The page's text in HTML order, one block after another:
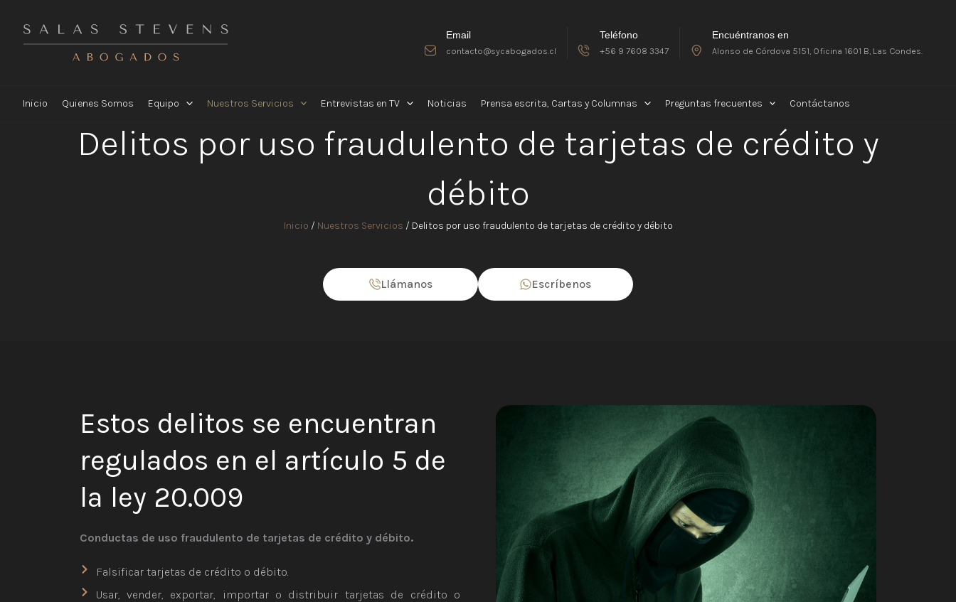
contenido
Email
contacto@sycabogados.cl
Teléfono
+56 9 7608 3347
Encuéntranos en
Alonso de Córdova 5151, Oficina 1601 B, Las Condes.
Inicio Quienes Somos Equipo Nuestros Servicios Entrevistas en TV Noticias Prensa escrita, Cartas y Columnas Preguntas frecuentes Contáctanos
Delitos por uso fraudulento de tarjetas de crédito y
débito
Inicio / Nuestros Servicios / Delitos por uso fraudulento de tarjetas de crédito y débito
Llámanos Escríbenos
Estos delitos se encuentran
regulados en el artículo 5 de
la ley 20.009
Conductas de uso fraudulento de tarjetas de crédito y débito.
Falsificar tarjetas de crédito o débito.
Usar, vender, exportar, importar o distribuir tarjetas de crédito o